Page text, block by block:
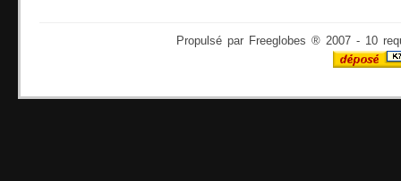
Propulsé par Freeglobes ® 2007 - 10